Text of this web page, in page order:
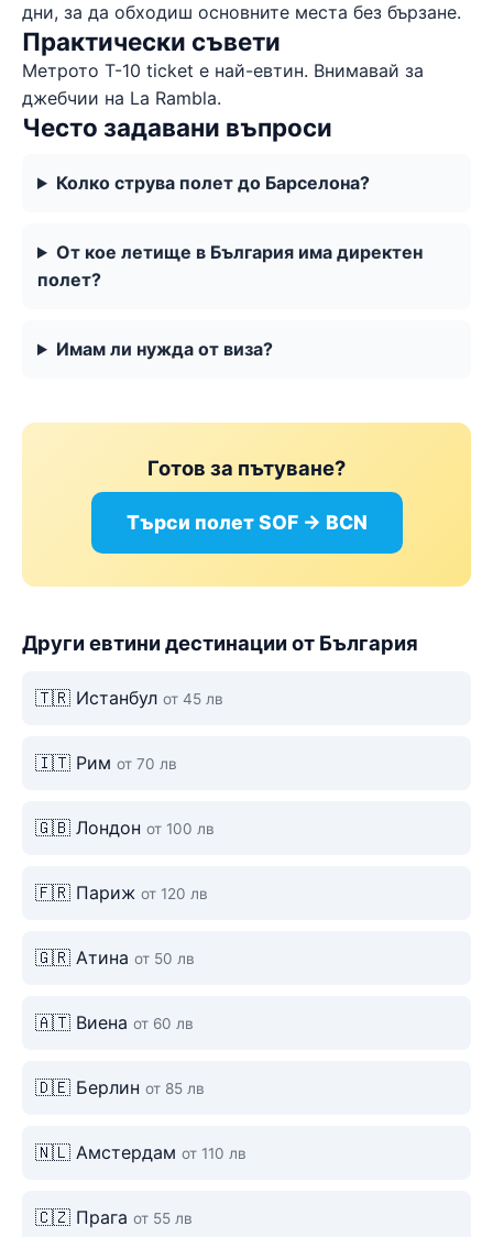
дни, за да обходиш основните места без бързане.
Практически съвети
Метрото T-10 ticket е най-евтин. Внимавай за
джебчии на La Rambla.
Често задавани въпроси
Колко струва полет до Барселона?
От кое летище в България има директен
полет?
Имам ли нужда от виза?
Готов за пътуване?
Търси полет SOF → BCN
Други евтини дестинации от България
🇹🇷 Истанбул от 45 лв
🇮🇹 Рим от 70 лв
🇬🇧 Лондон от 100 лв
🇫🇷 Париж от 120 лв
🇬🇷 Атина от 50 лв
🇦🇹 Виена от 60 лв
🇩🇪 Берлин от 85 лв
🇳🇱 Амстердам от 110 лв
🇨🇿 Прага от 55 лв